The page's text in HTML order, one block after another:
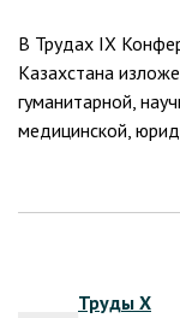
В Трудах IX
Казахстана
гуманитарной,
медицинской,
Труды X